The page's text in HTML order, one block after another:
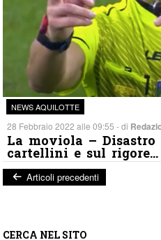
NEWS AQUILOTTE
28 Febbraio 2022 alle 09:55 - di
La moviola – Disastro
cartellini e sul rigore…
Articoli precedenti
CERCA NEL SITO